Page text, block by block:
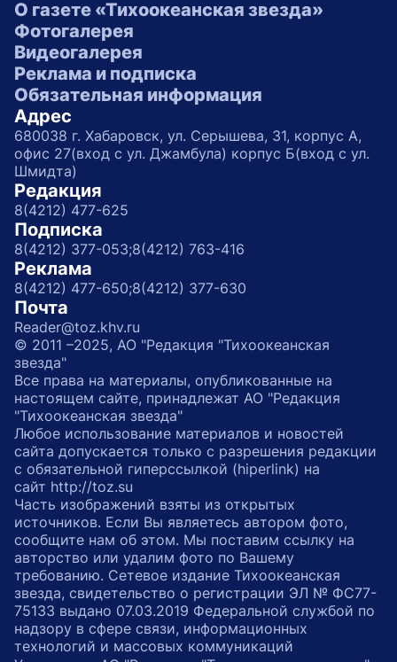
О газете «Тихоокеанская звезда»
Фотогалерея
Видеогалерея
Реклама и подписка
Обязательная информация
Адрес
680038 г. Хабаровск, ул. Серышева, 31, корпус А,
офис 27(вход с ул. Джамбула) корпус Б(вход с ул.
Шмидта)
Редакция
8(4212) 477-625
Подписка
8(4212) 377-053;8(4212) 763-416
Реклама
8(4212) 477-650;8(4212) 377-630
Почта
Reader@toz.khv.ru
© 2011 –2025, АО "Редакция "Тихоокеанская
звезда"
Все права на материалы, опубликованные на
настоящем сайте, принадлежат АО "Редакция
"Тихоокеанская звезда"
Любое использование материалов и новостей
сайта допускается только с разрешения редакции
с обязательной гиперссылкой (hiperlink) на
сайт http://toz.su
Часть изображений взяты из открытых
источников. Если Вы являетесь автором фото,
сообщите нам об этом. Мы поставим ссылку на
авторство или удалим фото по Вашему
требованию. Сетевое издание Тихоокеанская
звезда, свидетельство о регистрации ЭЛ № ФС77-
75133 выдано 07.03.2019 Федеральной службой по
надзору в сфере связи, информационных
технологий и массовых коммуникаций